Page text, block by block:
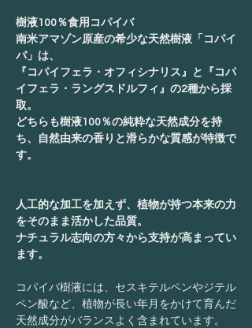
樹液100％食用コパイバ
南米アマゾン原産の希少な天然樹液「コパイ
バ」は、
『コパイフェラ・オフィシナリス』と『コパ
イフェラ・ラングスドルフィ』の2種から採
取。
どちらも樹液100％の純粋な天然成分を持
ち、自然由来の香りと滑らかな質感が特徴で
す。
人工的な加工を加えず、植物が持つ本来の力
をそのまま活かした品質。
ナチュラル志向の方々から支持が高まってい
ます。
コパイバ樹液には、セスキテルペンやジテル
ペン酸など、植物が長い年月をかけて育んだ
天然成分がバランスよく含まれています。